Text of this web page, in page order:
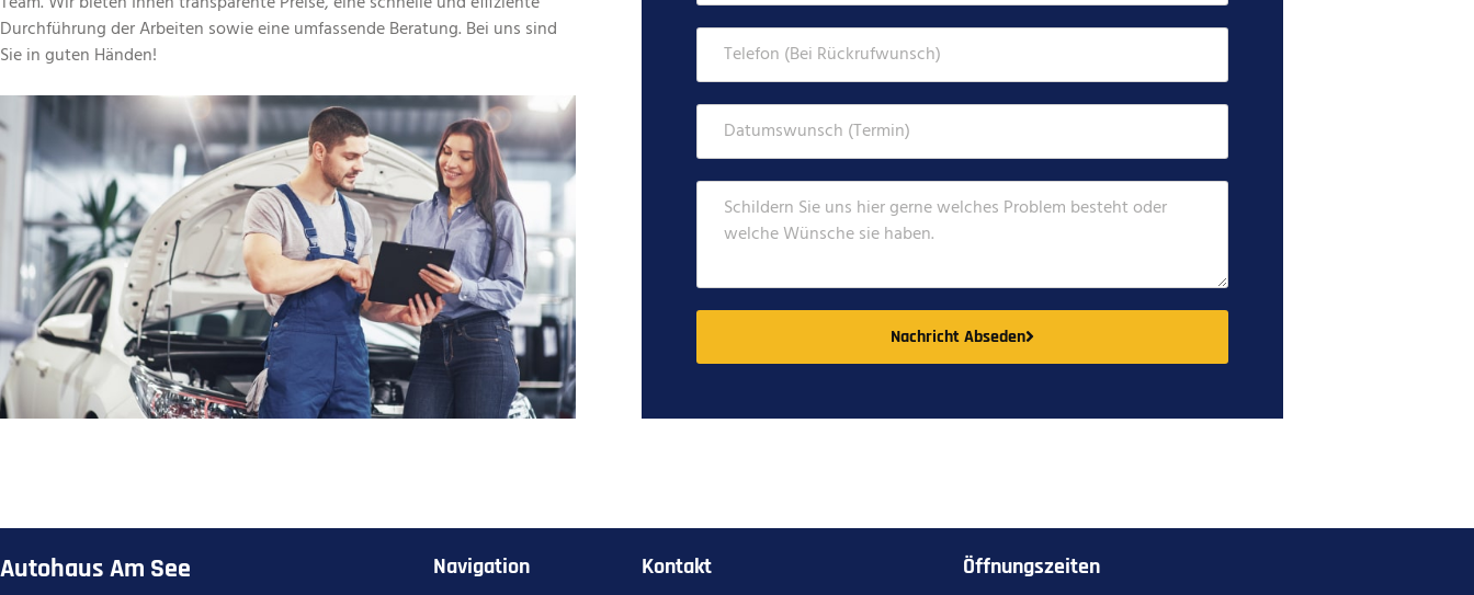
Durchführung der Arbeiten sowie eine umfassende Beratung. Bei uns sind
Sie in guten Händen!
Nachricht Abseden
Autohaus Am See Navigation Kontakt Öffnungszeiten